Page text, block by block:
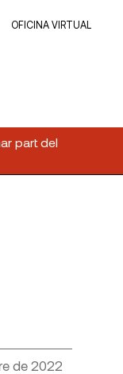
OFICINA VIRTUAL
part del
de 2022